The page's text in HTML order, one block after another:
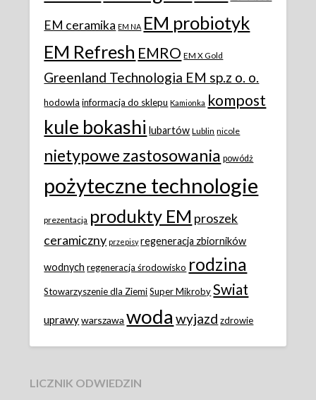
EM ceramika EM NA EM probiotyk
EM Refresh EMRO EM X Gold
Greenland Technologia EM sp.z o. o.
hodowla informacja do sklepu Kamionka kompost
kule bokashi lubartów Lublin nicole
nietypowe zastosowania powódż
pożyteczne technologie
prezentacja produkty EM proszek
ceramiczny przepisy regeneracja zbiorników
wodnych regeneracja środowisko rodzina
Stowarzyszenie dla Ziemi Super Mikroby Swiat
uprawy warszawa woda wyjazd zdrowie
LICZNIK ODWIEDZIN